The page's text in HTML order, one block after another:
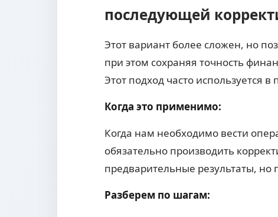
последующей
Этот вариант более сложен, но
при этом сохраняя точность
Этот подход часто используется в
Когда это применимо:
Когда нам необходимо вести
обязательно производить
предварительные результаты, но
Разберем по шагам: